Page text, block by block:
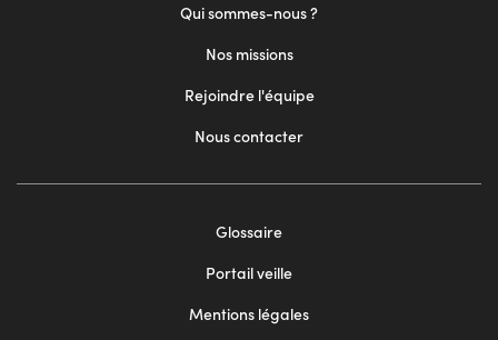
Qui sommes-nous ?
Nos missions
Rejoindre l'équipe
Nous contacter
Glossaire
Portail veille
Mentions légales